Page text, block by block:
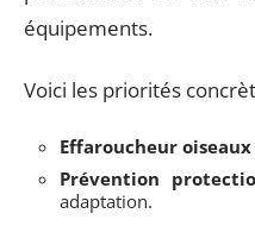
équipements.
Voici les priorités
Effaroucheur oiseaux
Prévention
adaptation.